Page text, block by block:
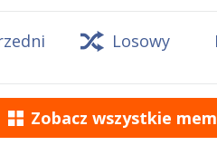
Losowy
Zobacz wszystkie